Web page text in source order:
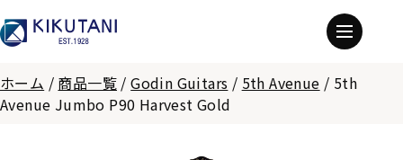
ホーム / 商品一覧 /Godin Guitars / 5th Avenue / 5th
Avenue Jumbo P90 Harvest Gold